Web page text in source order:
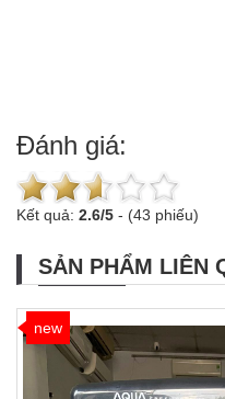
Đánh giá:
Kết quả: 2.6/5 - (43 phiếu)
SẢN PHẨM LIÊN
new